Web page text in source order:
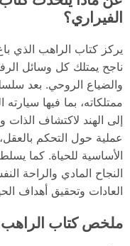
الفيراري؟
يركز كتاب الراهب الذي
ناجح يمتلك كل وسائل
والضياع الروحي. بعد
ممتلكاته، بما فيها
إلى الهند لاكتشاف الذات
عملية حول التحكم بالعقل،
الأساسية للحياة. كما
النجاح المادي والراحة
العادات وتحقيق أهداف
ملخص كتاب الراهب